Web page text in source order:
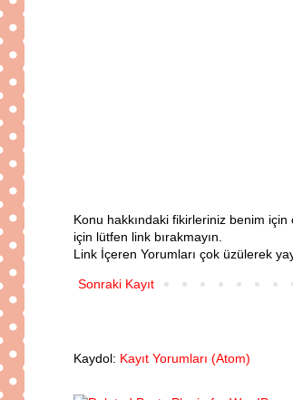
Konu hakkındaki fikirleriniz benim
için lütfen link bırakmayın.
Link İçeren Yorumları çok üzülerek
Sonraki Kayıt
Kaydol: Kayıt Yorumları (Atom)